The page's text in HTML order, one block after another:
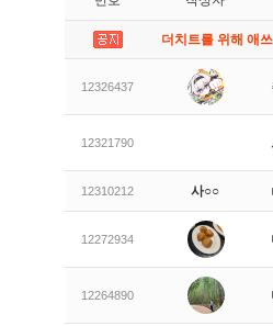
더치트를 위해 애
12326437
12321790
12310212 사○○
12272934
12264890